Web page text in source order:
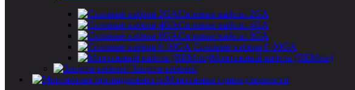
Силовые кабели 2GA
Силовые кабели 4GA
Силовые кабели 8GA
Силовые кабели 0-00GA
Монтажный кабель (REMote)
Защита кабелей
Монтажные принадлежности